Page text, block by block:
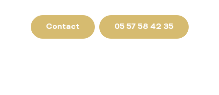
Contact 05 57 58 42 35